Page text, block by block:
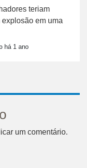
teriam
em uma
há 1 ano
um comentário.